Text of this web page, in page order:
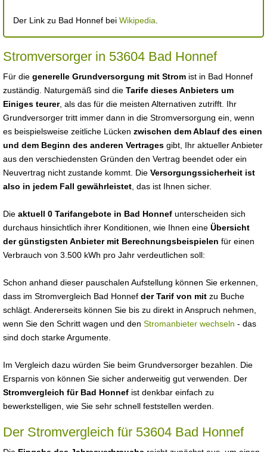
Der Link zu Bad Honnef bei Wikipedia
Stromversorger in 53604 Bad Honnef
Für die generelle Grundversorgung mit Strom ist in Bad Honnef
zuständig. Naturgemäß sind die Tarife dieses Anbieters um
Einiges teurer, als das für die meisten Alternativen zutrifft. Ihr
Grundversorger tritt immer dann in die Stromversorgung ein, wenn
es beispielsweise zeitliche Lücken zwischen dem Ablauf des einen
und dem Beginn des anderen Vertrages gibt, Ihr aktueller Anbieter
aus den verschiedensten Gründen den Vertrag beendet oder ein
Neuvertrag nicht zustande kommt. Die Versorgungssicherheit ist
also in jedem Fall gewährleistet , das ist Ihnen sicher.
Die aktuell 0 Tarifangebote in Bad Honnef unterscheiden sich
durchaus hinsichtlich ihrer Konditionen, wie Ihnen eine Übersicht
der günstigsten Anbieter mit Berechnungsbeispielen für einen
Verbrauch von 3.500 kWh pro Jahr verdeutlichen soll:
Schon anhand dieser pauschalen Aufstellung können Sie erkennen,
dass im Stromvergleich Bad Honnef der Tarif von mit zu Buche
schlägt. Andererseits können Sie bis zu direkt in Anspruch nehmen,
wenn Sie den Schritt wagen und den Stromanbieter wechseln - das
sind doch starke Argumente.
Im Vergleich dazu würden Sie beim Grundversorger bezahlen. Die
Ersparnis von können Sie sicher anderweitig gut verwenden. Der
Stromvergleich für Bad Honnef ist denkbar einfach zu
bewerkstelligen, wie Sie sehr schnell feststellen werden.
Der Stromvergleich für 53604 Bad Honnef